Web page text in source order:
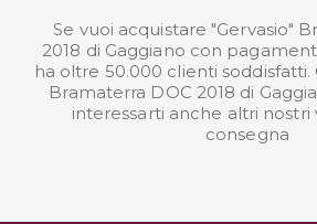
Se vuoi acquistare "Gervasio"
2018 di Gaggiano con
ha oltre 50.000 clienti soddisfatti.
Bramaterra DOC 2018 di
interessarti anche altri nostri
consegna